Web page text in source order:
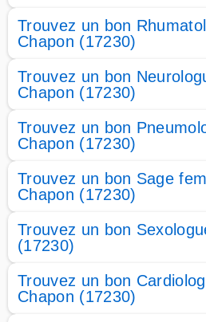
Trouvez un bon
Chapon (17230)
Trouvez un bon
Chapon (17230)
Trouvez un bon
Chapon (17230)
Trouvez un bon Sage
Chapon (17230)
Trouvez un bon
(17230)
Trouvez un bon
Chapon (17230)